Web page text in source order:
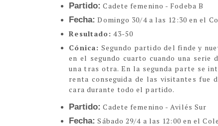
Partido: Cadete femenino - Fodeba B
Fecha: Domingo 30/4 a las 12:30 en el
Resultado: 43-50
Cónica: Segundo partido del finde y
en el segundo cuarto cuando una serie
una tras otra. En la segunda parte se
renta conseguida de las visitantes fue
cara durante todo el partido.
Partido: Cadete femenino - Avilés Sur
Fecha: Sábado 29/4 a las 12:00 en el